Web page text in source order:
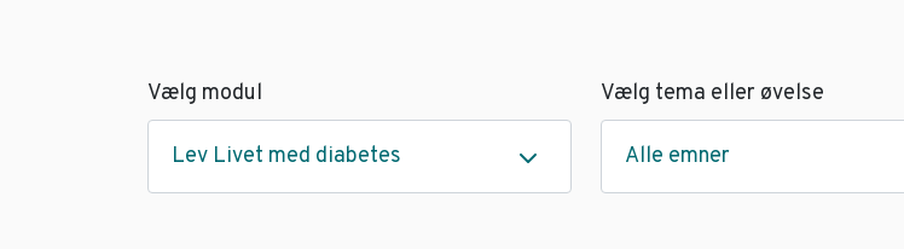
Vælg modul
Lev Livet med diabetes
Vælg tema eller øvelse
Alle emner